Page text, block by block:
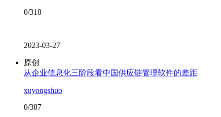
0/318
2023-03-27
原创
从企业信息化三阶段看中国供应链管理软件的差距
xuyongshuo
0/387